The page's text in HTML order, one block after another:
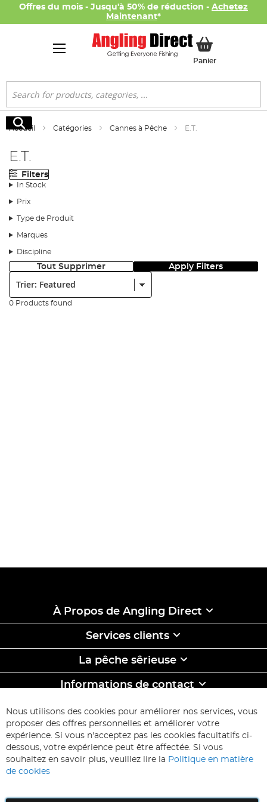
Offres du mois - Jusqu'à 50% de réduction - Achetez
Maintenant*
PanierMon panier
Rechercher
Rechercher
Accueil Catégories Cannes à Pêche E.T.
E.T.
Filters
In Stock
Prix
Type de Produit
Marques
Discipline
Tout Supprimer Apply Filters
0 Products found
À Propos de Angling Direct
Services clients
La pêche sêrieuse
Informations de contact
ABONNEZ-VOUS & ECONOMISEZ
Inscription
à
d’information
:
Inscription
Nous utilisons des cookies pour améliorer nos services, vous
proposer des offres personnelles et améliorer votre
expérience. Si vous n'acceptez pas les cookies facultatifs ci-
dessous, votre expérience peut être affectée. Si vous
souhaitez en savoir plus, veuillez lire la Politique en matière
de cookies